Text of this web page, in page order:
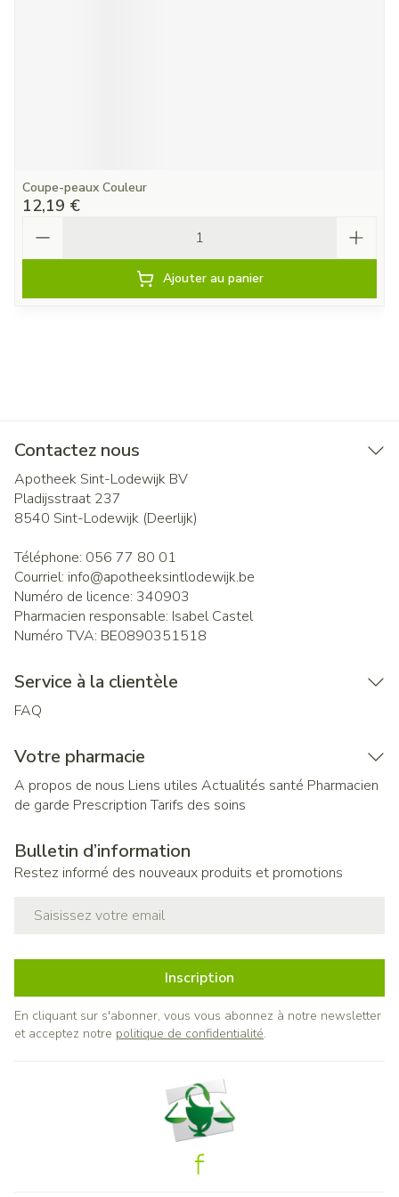
Coupe-peaux Couleur
12,19 €
Ajouter au panier
Contactez nous
Apotheek Sint-Lodewijk BV
Pladijsstraat 237
8540 Sint-Lodewijk (Deerlijk)
Téléphone: 056 77 80 01
Courriel: info@apotheeksintlodewijk.be
Numéro de licence: 340903
Pharmacien responsable: Isabel Castel
Numéro TVA: BE0890351518
Service à la clientèle
FAQ
Votre pharmacie
A propos de nous Liens utiles Actualités santé Pharmacien
de garde Prescription Tarifs des soins
Bulletin d’information
Restez informé des nouveaux produits et promotions
Inscription
En cliquant sur s'abonner, vous vous abonnez à notre newsletter
et acceptez notre politique de confidentialité.